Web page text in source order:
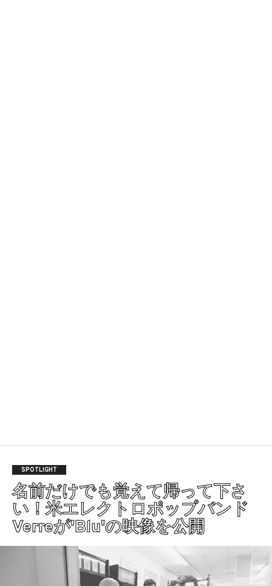
SPOTLIGHT
名前だけでも覚えて帰って下さ
い！米エレクトロポップバンド
Verreが'Blu'の映像を公開